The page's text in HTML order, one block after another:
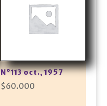
N°113 oct., 1957
$60.000